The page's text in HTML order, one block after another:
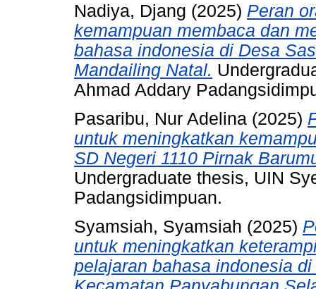
Nadiya, Djang (2025) Peran
kemampuan membaca dan
bahasa indonesia di Desa
Mandailing Natal.
Ahmad Addary
Pasaribu, Nur Adelina (2025)
untuk meningkatkan
SD Negeri 1110 Pirnak
Undergraduate thesis, UIN
Padangsidimpuan.
Syamsiah, Syamsiah (2025)
untuk meningkatkan
pelajaran bahasa indonesia